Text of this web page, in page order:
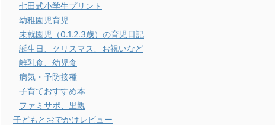
七田式小学生プリント
幼稚園児育児
未就園児（0.1.2.3歳）の育児日記
誕生日、クリスマス、お祝いなど
離乳食、幼児食
病気・予防接種
子育ておすすめ本
ファミサポ、里親
子どもとおでかけレビュー